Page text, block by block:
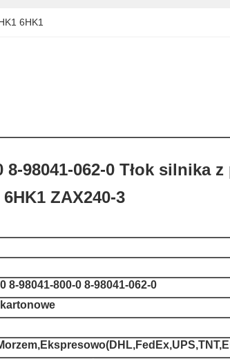
6HK1
8-98041-062-0 Tłok silnika
ZAX240-3
8-98041-800-0 8-98041-062-0